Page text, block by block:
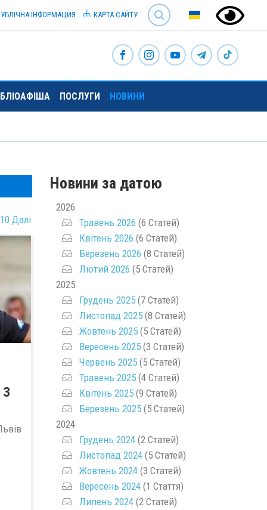
SEARCH
ІНФОРМАЦИЯ
КАРТА САЙТУ
ПОСЛУГИ НОВИНИ
10 Далі
З
Новини за датою
2026
Травень 2026 (6 Статей)
Квітень 2026 (6 Статей)
Березень 2026 (8 Статей)
Лютий 2026 (5 Статей)
2025
Грудень 2025(7 Статей)
Листопад 2025(8 Статей)
Жовтень 2025(5 Статей)
Вересень 2025(3 Статей)
Червень 2025(5 Статей)
Травень 2025(4 Статей)
Квітень 2025(9 Статей)
Березень 2025(5 Статей)
2024
Грудень 2024(2 Статей)
Листопад 2024(5 Статей)
Жовтень 2024(3 Статей)
Вересень 2024(1 Стаття)
Липень 2024(2 Статей)